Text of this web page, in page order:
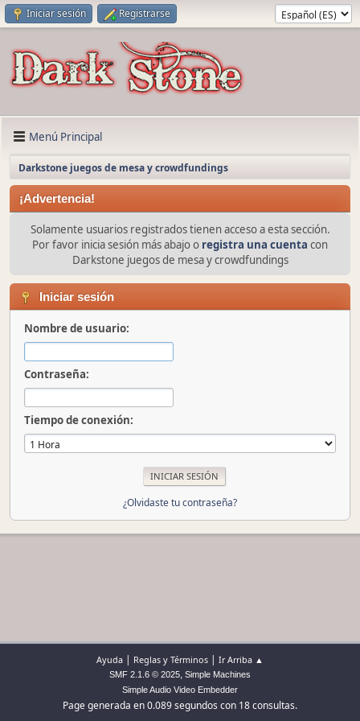
Iniciar sesión Registrarse
Menú Principal
Darkstone juegos de mesa y crowdfundings
¡Advertencia!
Solamente usuarios registrados tienen acceso a esta sección.
Por favor inicia sesión más abajo o registra una cuenta con
Darkstone juegos de mesa y crowdfundings
Iniciar sesión
Nombre de usuario:
Contraseña:
Tiempo de conexión:
¿Olvidaste tu contraseña?
Ayuda | Reglas y Términos | Ir Arriba ▲
SMF 2.1.6 © 2025, Simple Machines
Simple Audio Video Embedder
Page generada en 0.089 segundos con 18 consultas.